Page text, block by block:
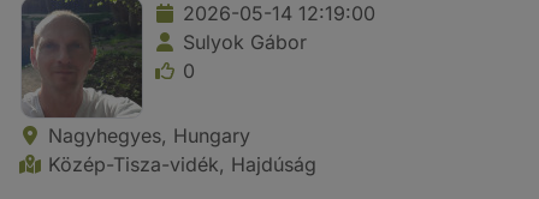
2026-05-14 12:19:00
Sulyok Gábor
0
Nagyhegyes, Hungary
Közép-Tisza-vidék, Hajdúság